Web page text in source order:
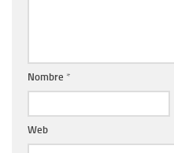
Nombre *
Web